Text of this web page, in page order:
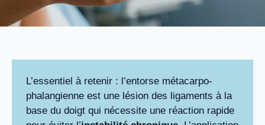
L’essentiel à retenir : l’entorse métacarpo-
phalangienne est une lésion des ligaments à la
base du doigt qui nécessite une réaction rapide